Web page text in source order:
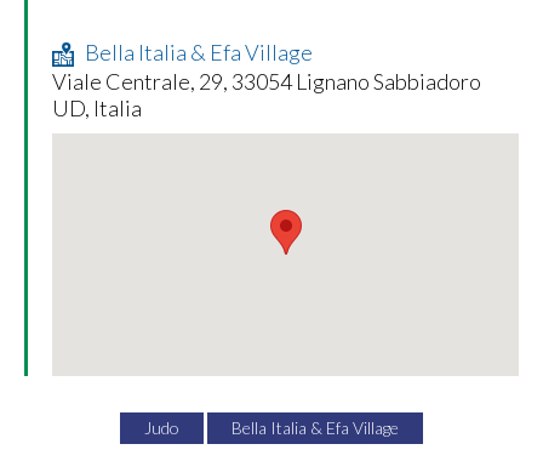
Bella Italia & Efa Village
Viale Centrale, 29, 33054 Lignano Sabbiadoro
UD, Italia
Judo Bella Italia & Efa Village